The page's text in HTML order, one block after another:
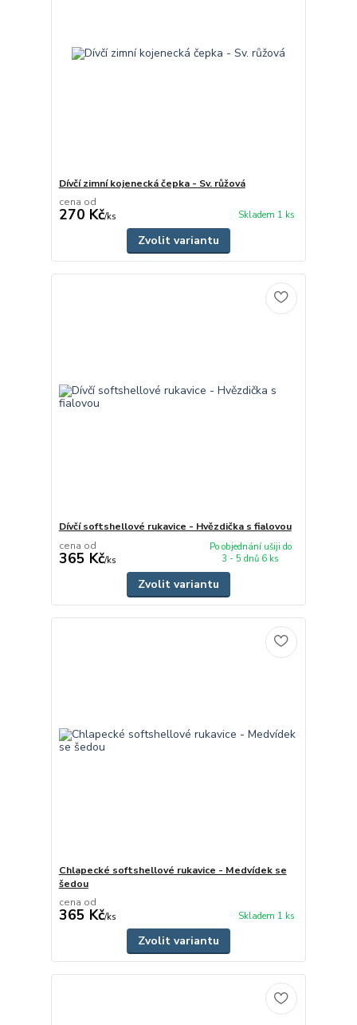
Dívčí zimní kojenecká čepka - Sv. růžová
cena od
270 Kč/ks Skladem 1 ks
Zvolit variantu
Dívčí softshellové rukavice - Hvězdička s fialovou
cena od
365 Kč/ks
Po objednání ušiji do
3 - 5 dnů 6 ks
Zvolit variantu
Chlapecké softshellové rukavice - Medvídek se
šedou
cena od
365 Kč/ks Skladem 1 ks
Zvolit variantu